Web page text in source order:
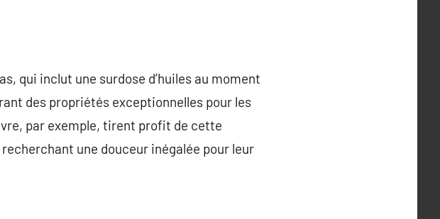
qui inclut une surdose d’huiles au moment
des propriétés exceptionnelles pour les
par exemple, tirent profit de cette
une douceur inégalée pour leur